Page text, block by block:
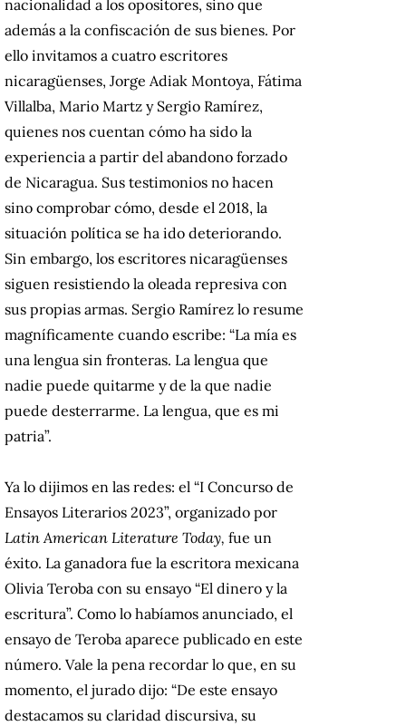
nacionalidad a los opositores, sino que
además a la confiscación de sus bienes. Por
ello invitamos a cuatro escritores
nicaragüenses, Jorge Adiak Montoya, Fátima
Villalba, Mario Martz y Sergio Ramírez,
quienes nos cuentan cómo ha sido la
experiencia a partir del abandono forzado
de Nicaragua. Sus testimonios no hacen
sino comprobar cómo, desde el 2018, la
situación política se ha ido deteriorando.
Sin embargo, los escritores nicaragüenses
siguen resistiendo la oleada represiva con
sus propias armas. Sergio Ramírez lo resume
magníficamente cuando escribe: “La mía es
una lengua sin fronteras. La lengua que
nadie puede quitarme y de la que nadie
puede desterrarme. La lengua, que es mi
patria”.
Ya lo dijimos en las redes: el “I Concurso de
Ensayos Literarios 2023”, organizado por
Latin American Literature Today, fue un
éxito. La ganadora fue la escritora mexicana
Olivia Teroba con su ensayo “El dinero y la
escritura”. Como lo habíamos anunciado, el
ensayo de Teroba aparece publicado en este
número. Vale la pena recordar lo que, en su
momento, el jurado dijo: “De este ensayo
destacamos su claridad discursiva, su